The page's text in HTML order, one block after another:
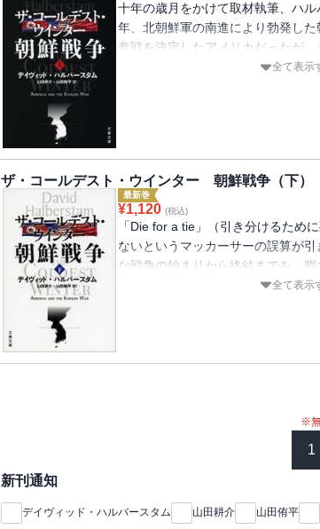
十年の歳月をかけて取材執筆、ハ
年、北朝鮮軍の南進により勃発した
参戦を決定したアメリカだったが、
の突入だった。スターリン、金日
欧州優先か、アジア優先か第５部
軍、釜山へ第６部 マッカーサーが
部 三十八度線の北へ
全て表示
ザ・コールデスト・ウインター 朝鮮戦争（下）
最新巻
¥1,120 (税込)
「Die for a tie」（引き分けるた
ないというマッカーサーの誤算が
な戦争の始まりから終結までを、
のインタビューで詳述、その歴史
ネル、原州、砥平里第１０部 マッ
全て表示
※無
1
新刊通知
デイヴィッド・ハルバースタム 山田耕介 山田侑平